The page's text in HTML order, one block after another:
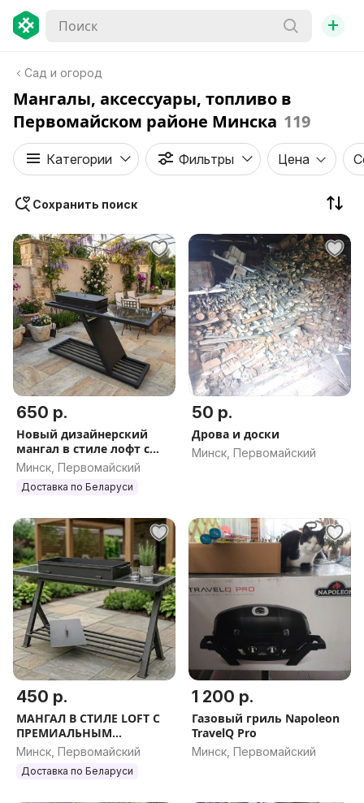
+
Сад и огород
Мангалы, аксессуары, топливо в
Первомайском районе Минска 119
Категории Фильтры Цена
Сохранить поиск
650 р.
Новый дизайнерский
мангал в стиле лофт с
керамогранитной
столешницей (Сталь 4
мм)
Минск, Первомайский
Доставка по Беларуси
50 р.
Дрова и доски
Минск, Первомайский
450 р.
МАНГАЛ В СТИЛЕ LOFT С
ПРЕМИАЛЬНЫМ
КЕРАМОГРАНИТОМ
(Черный мрамор)
Минск, Первомайский
Доставка по Беларуси
1 200 р.
Газовый гриль Napoleon
TravelQ Pro
Минск, Первомайский